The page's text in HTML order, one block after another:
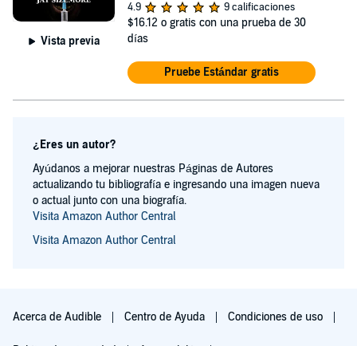
Vista previa
4.9
9 calificaciones
$16.12 o gratis con una prueba de 30
días
Pruebe Estándar gratis
¿Eres un autor?
Ayúdanos a mejorar nuestras Páginas de Autores
actualizando tu bibliografía e ingresando una imagen nueva
o actual junto con una biografía.
Visita Amazon Author Central
Visita Amazon Author Central
Acerca de Audible Centro de Ayuda Condiciones de uso